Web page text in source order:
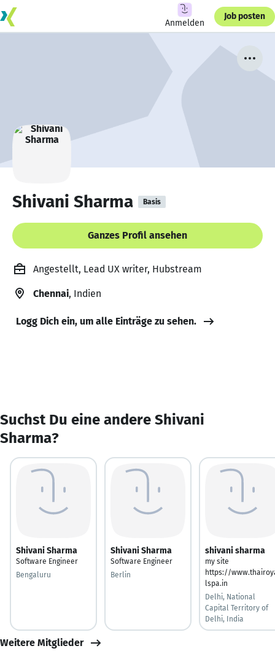
Anmelden
Job posten
Shivani Sharma Basis
Ganzes Profil ansehen
Angestellt, Lead UX writer, Hubstream
Chennai, Indien
Logg Dich ein, um alle Einträge zu sehen.
Suchst Du eine andere Shivani
Sharma?
Shivani Sharma
Software Engineer
Bengaluru
Shivani Sharma
Software Engineer
Berlin
shivani sharma
my site
https://
lspa.in
Delhi, National
Capital Territory of
Delhi, India
Weitere Mitglieder